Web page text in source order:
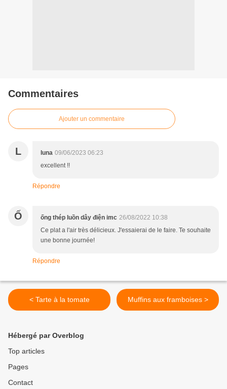
Commentaires
Ajouter un commentaire
L luna 09/06/2023 06:23
excellent !!
Répondre
Ố ống thép luồn dây điện imc 26/08/2022 10:38
Ce plat a l'air très délicieux. J'essaierai de le faire. Te souhaite
une bonne journée!
Répondre
< Tarte à la tomate Muffins aux framboises >
Hébergé par Overblog
Top articles
Pages
Contact